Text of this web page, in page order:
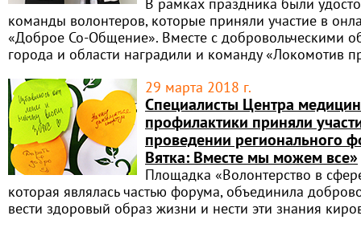
команды волонтеров, которые приняли участие в
«Доброе Со-Общение». Вместе с добровольческими
города и области наградили и команду «Локомотив
29 марта 2018 г.
Специалисты Центра
профилактики приняли
проведении регионального
Вятка: Вместе мы можем все»
Площадка «Волонтерство в
которая являлась частью форума, объединила
вести здоровый образ жизни и нести эти знания